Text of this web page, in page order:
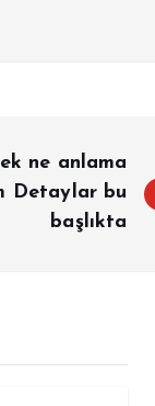
ne anlama
Detaylar bu
başlıkta